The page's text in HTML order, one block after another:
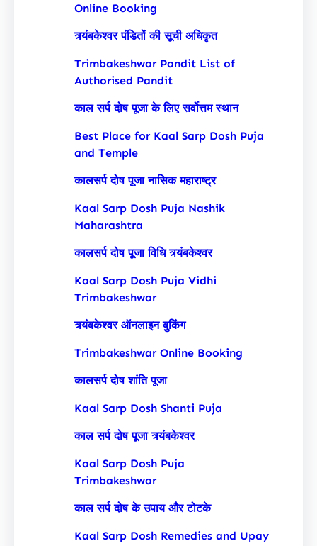
Online Booking
त्र्यंबकेश्वर पंडितों की सूची अधिकृत
Trimbakeshwar Pandit List of
Authorised Pandit
काल सर्प दोष पूजा के लिए सर्वोत्तम स्थान
Best Place for Kaal Sarp Dosh Puja
and Temple
कालसर्प दोष पूजा नासिक महाराष्ट्र
Kaal Sarp Dosh Puja Nashik
Maharashtra
कालसर्प दोष पूजा विधि त्र्यंबकेश्वर
Kaal Sarp Dosh Puja Vidhi
Trimbakeshwar
त्र्यंबकेश्वर ऑनलाइन बुकिंग
Trimbakeshwar Online Booking
कालसर्प दोष शांति पूजा
Kaal Sarp Dosh Shanti Puja
काल सर्प दोष पूजा त्र्यंबकेश्वर
Kaal Sarp Dosh Puja
Trimbakeshwar
काल सर्प दोष के उपाय और टोटके
Kaal Sarp Dosh Remedies and Upay